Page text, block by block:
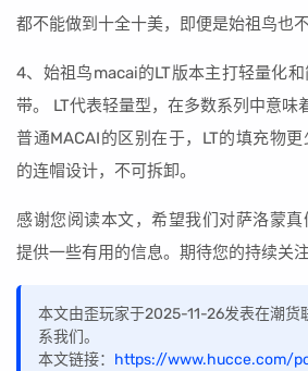
都不能做到十全十美，即便是始祖鸟也不
4、始祖鸟macai的LT版本主打轻量化
带。 LT代表轻量型，在多数系列中意味
普通MACAI的区别在于，LT的填充物
的连帽设计，不可拆卸。
感谢您阅读本文，希望我们对萨洛蒙
提供一些有用的信息。期待您的持续关注
本文由歪玩家于2025-11-26发表在潮货
系我们。
本文链接： https://www.hucce.com/